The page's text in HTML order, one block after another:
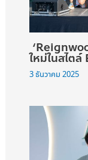
ใหม่ในสไตล์
3 ธันวาคม 2025